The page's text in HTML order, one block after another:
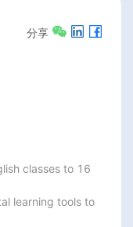
分享
classes to 16
learning tools to